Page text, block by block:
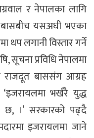
र नेपालका लागि
यसअघी भएका
थप लगानी विस्तार गर्ने
सूचना प्रविधि नेपालमा
राजदूत बाससंग आग्रह
भर्खरै युद्ध
छ, ।’ सरकारको पढ्दै
इजरायलमा जाने